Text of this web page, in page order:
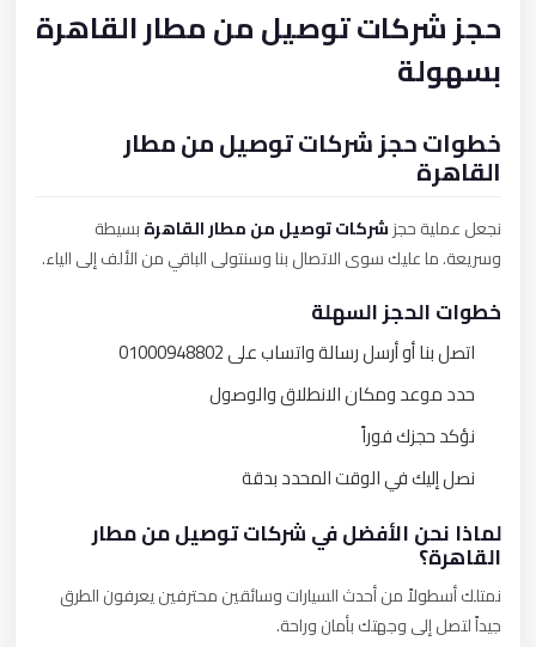
حجز شركات توصيل من مطار القاهرة
بسهولة
خطوات حجز شركات توصيل من مطار
القاهرة
نجعل عملية حجزشركات توصيل من مطار القاهرةبسيطة
وسريعة. ما عليك سوى الاتصال بنا وسنتولى الباقي من الألف إلى الياء.
خطوات الحجز السهلة
اتصل بنا أو أرسل رسالة واتساب على 01000948802
حدد موعد ومكان الانطلاق والوصول
نؤكد حجزك فوراً
نصل إليك في الوقت المحدد بدقة
لماذا نحن الأفضل في شركات توصيل من مطار
القاهرة؟
نمتلك أسطولاً من أحدث السيارات وسائقين محترفين يعرفون الطرق
جيداً لتصل إلى وجهتك بأمان وراحة.